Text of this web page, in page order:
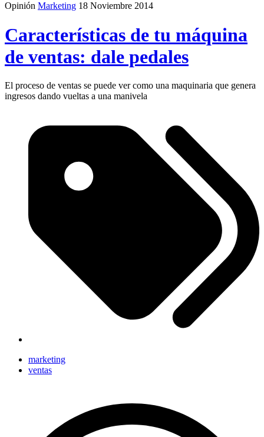
Opinión Marketing 18 Noviembre 2014
Características de tu máquina
de ventas: dale pedales
El proceso de ventas se puede ver como una maquinaria que genera
ingresos dando vueltas a una manivela
marketing
ventas